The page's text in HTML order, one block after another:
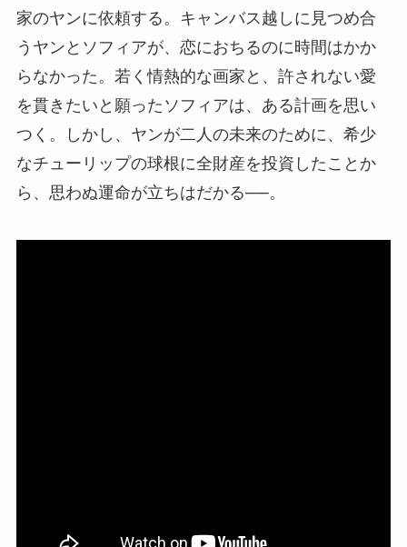
家のヤンに依頼する。キャンバス越しに見つめ合
うヤンとソフィアが、恋におちるのに時間はかか
らなかった。若く情熱的な画家と、許されない愛
を貫きたいと願ったソフィアは、ある計画を思い
つく。しかし、ヤンが二人の未来のために、希少
なチューリップの球根に全財産を投資したことか
ら、思わぬ運命が立ちはだかる──。